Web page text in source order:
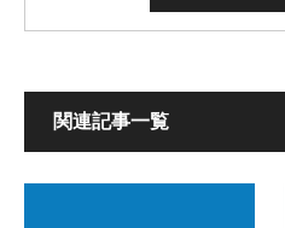
関連記事一覧